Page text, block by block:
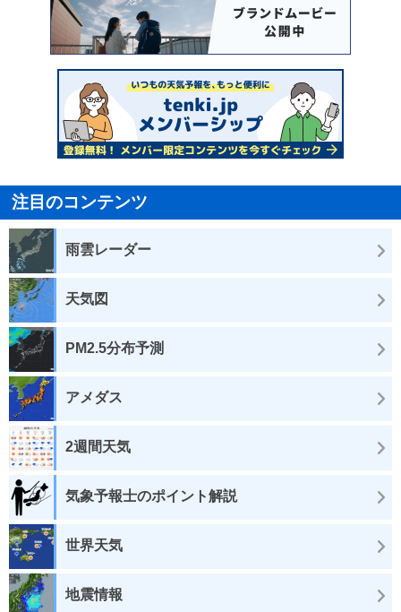
注目のコンテンツ
雨雲レーダー
天気図
PM2.5分布予測
アメダス
2週間天気
気象予報士のポイント解説
世界天気
地震情報